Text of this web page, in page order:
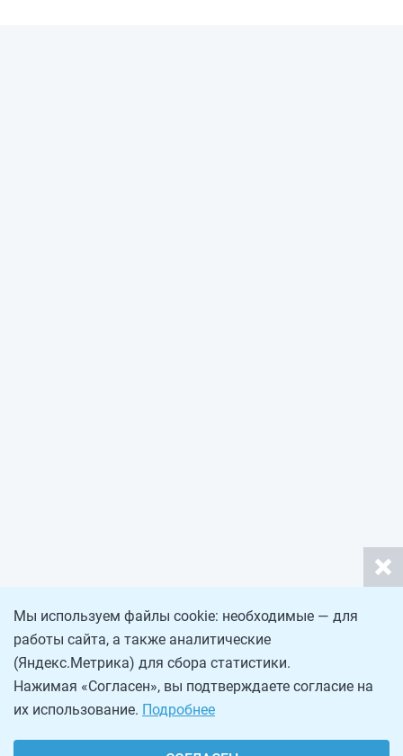
Мы используем файлы cookie: необходимые — для
работы сайта, а также аналитические
(Яндекс.Метрика) для сбора статистики.
Нажимая «Согласен», вы подтверждаете согласие на
их использование. Подробнее